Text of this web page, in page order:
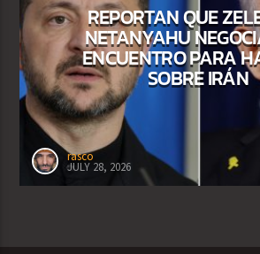
REPORTAN QUE
NETANYAHU
ENCUENTRO PARA
SOBRE IRÁN
rasco
JULY 28, 2026